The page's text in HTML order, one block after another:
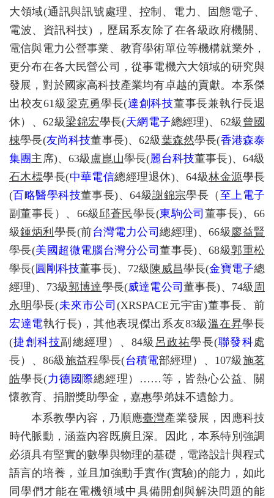
大領域(通訊與訊號處理、控制、電力、固態電子、
電波、資訊科技)
，歷屆系友除了在各級政府機關、
電信與電力公營事業、教育學術單位等機構就業外，
更分布在各大民營公司，從事電機六大領域的研究與
發展，對於國家高科技產業均有卓越的貢獻。本系傑
出校友61 級梁克勇學長(達創科技董事長兼執行長退
休）、62級梁錦宏學長(天網電子總經理)、 62級 曾國
棟學長(友尚科技董事長)、62級葉森然學長(香港森泰
集團主席)、63級 盧崑山學長(麗台科技董事長)、 64級
石木標學長(中華電信總經理退休)、64級林金源學長
(百略醫學科技董事長)、64級謝錦宗學長（ 至上電子
副董事長）、 66級邱蒼民學長(東駒公司 董事長)、66
級鍾炳利 學長(前台灣電力公司總經理)、66級 廖益賢
學長(美國超微電腦台灣分公司董事長)、68級郭重松
學長(圓剛科技董事長)、 72級 陳威昌學長(金寶電子總
經理)、 73級郭博達學長(威達電公司 董事長)、 74級 周
永明 學長(未來市公司 (XRSPACE元宇宙)董事長、前
宏達電執行長) ，其他表現傑出系友83級溫在昇學長
(捷創科技副總經理）、84級 呂政祐學長(聯發科處
長）、 86級施益程學長(台積電部經理）、 107級施茗
皓學長(力德國際總經理） ……等，皆熱心公益、關
懷教育、捐贈獎助學金，嘉惠學弟妹不遺餘力。
本系教學內容，乃順應臺灣產業發展，因應科技
時代脈動，涵蓋內容既廣且深。因此，本系特別強調
必須具有堅實的數學與物理的基礎，電路設計與程式
語言的培養，並且加強動手實作(實驗)的能力，如此
同學們才能在電機領域中具備開創與解決問題的能